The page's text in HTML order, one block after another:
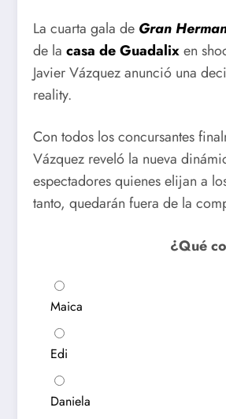
La cuarta gala de Gran
de la casa de Guadalixen
Javier Vázquez anunció una
reality.
Con todos los concursantes
Vázquez reveló la nueva
espectadores quienes elijan a
tanto, quedarán fuera de la
¿Qué
Maica
Edi
Daniela